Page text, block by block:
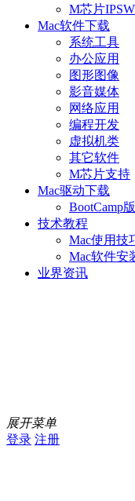
M芯片
Mac软件下载
系统工具
办公应用
图形图像
影音媒体
网络应用
编程开发
虚拟机类
其它软件
M芯片支持
Mac驱动下载
BootCamp
技术教程
Mac使用技
Mac软件安
业界资讯
展开菜单
登录 注册